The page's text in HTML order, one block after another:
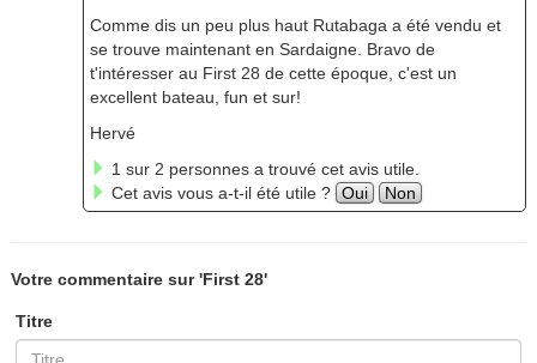
Comme dis un peu plus haut Rutabaga a été vendu et
se trouve maintenant en Sardaigne. Bravo de
t'intéresser au First 28 de cette époque, c'est un
excellent bateau, fun et sur!
Hervé
1 sur 2 personnes a trouvé cet avis utile.
Cet avis vous a-t-il été utile ? Oui Non
Votre commentaire sur 'First 28'
Titre